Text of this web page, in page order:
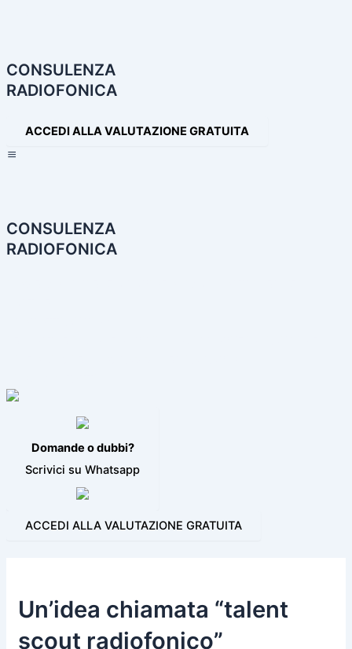
CONSULENZA
RADIOFONICA
ACCEDI ALLA VALUTAZIONE GRATUITA
CONSULENZA
RADIOFONICA
Domande o dubbi?
Scrivici su Whatsapp
ACCEDI ALLA VALUTAZIONE GRATUITA
Un’idea chiamata “talent
scout radiofonico”